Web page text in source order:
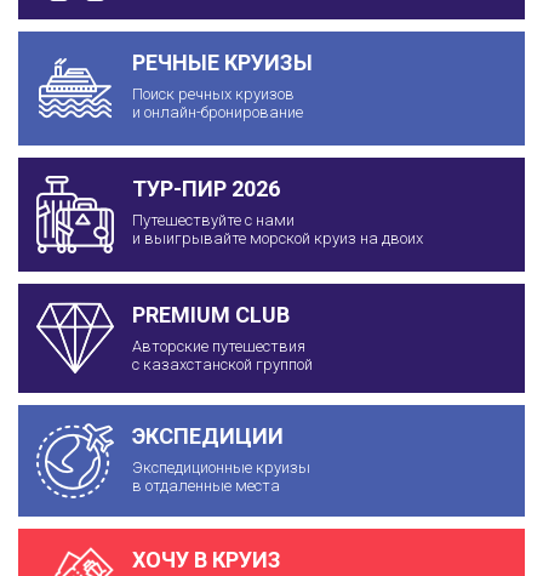
РЕЧНЫЕ КРУИЗЫ
Поиск речных круизов
и онлайн-бронирование
ТУР-ПИР 2026
Путешествуйте с нами
и выигрывайте морской круиз на двоих
PREMIUM CLUB
Авторские путешествия
с казахстанской группой
ЭКСПЕДИЦИИ
Экспедиционные круизы
в отдаленные места
ХОЧУ В КРУИЗ